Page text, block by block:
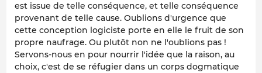
est issue de telle conséquence, et telle conséquence
provenant de telle cause. Oublions d'urgence que
cette conception logiciste porte en elle le fruit de son
propre naufrage. Ou plutôt non ne l'oublions pas !
Servons-nous en pour nourrir l'idée que la raison, au
choix, c'est de se réfugier dans un corps dogmatique